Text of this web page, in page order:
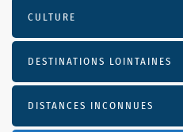
CULTURE
DESTINATIONS LOINTAINES
DISTANCES INCONNUES